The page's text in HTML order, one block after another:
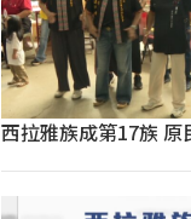
西拉雅族成第17族 原